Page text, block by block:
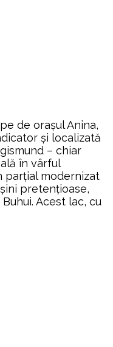
de orașul Anina,
și localizată
– chiar
în vârful
parțial modernizat
pretențioase,
Acest lac, cu